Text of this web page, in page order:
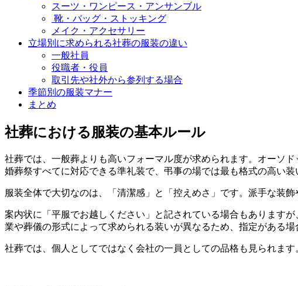
スーツ・ワンピース・アンサンブル
靴・バッグ・ストッキング
メイク・アクセサリー
立場別に求められる社葬の服装の違い
一般社員
役職者・役員
取引先や社外から参列する場合
季節別の服装マナー
まとめ
社葬における服装の基本ルール
社葬では、一般葬よりも高いフォーマル度が求められます。オーソ
婚葬祭すべてに対応できる準礼装で、弔事の場では最も格式の高い装
服装全体で大切なのは、「清潔感」と「控えめさ」です。派手な装
案内状に「平服でお越しください」と記されている場合もあります
業や葬儀の形式によって求められる装いが異なるため、指定がある場
社葬では、個人としてではなく会社の一員としての品格も見られま